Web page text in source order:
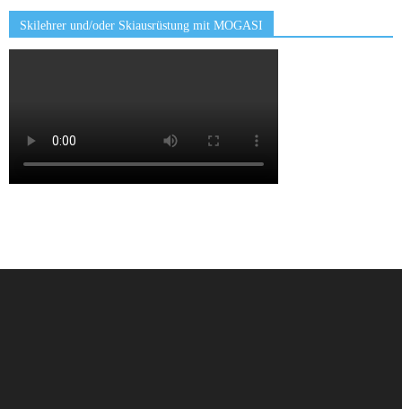
Skilehrer und/oder Skiausrüstung mit MOGASI